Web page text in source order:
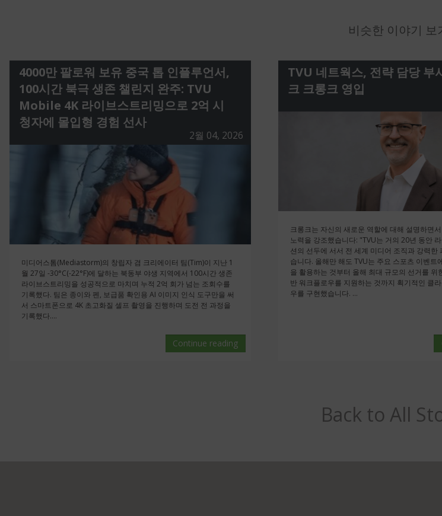
비슷한 이야기 보
4000만 팔로워 보유 중국 톱 인플루언서,
100시간 북극 생존 챌린지 완주: TVU
Mobile 4K 라이브스트리밍으로 2억 시
청자에 몰입형 경험 선사
2월 04, 2026
미디어스톰(Mediastorm)의 창립자 겸 크리에이터 팀(Tim)이 지난 1
월 27일 -30°C(-22°F)에 달하는 북동부 야생 지역에서 100시간 생존
라이브스트리밍을 성공적으로 마치며 누적 2억 회가 넘는 조회수를
기록했다. 팀은 종이와 펜, 보급품 확인용 AI 이미지 인식 도구만을 써
서 스마트폰으로 4K 초고화질 셀프 촬영을 진행하며 도전 전 과정을
기록했다....
Continue reading
TVU 네트웍스, 전략 담당 부
크 크롱크 영입
크롱크는 자신의 새로운 역할에 대해 설명하면
노력을 강조했습니다: "TVU는 거의 20년 동안
션의 선두에 서서 전 세계 미디어 조직과 강력한
습니다. 올해만 해도 TVU는 주요 스포츠 이벤트
을 활용하는 것부터 올해 최대 규모의 선거를 위
반 워크플로우를 지원하는 것까지 획기적인 클
우를 구현했습니다. ...
Back to All